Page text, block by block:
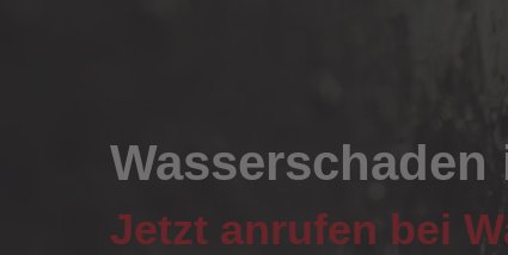
Wasserschaden
Jetzt anrufen bei